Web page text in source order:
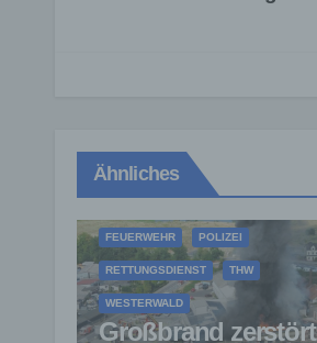
Ähnliches
FEUERWEHR POLIZEI
RETTUNGSDIENST THW
WESTERWALD
Großbrand zerstört